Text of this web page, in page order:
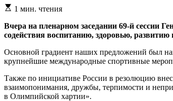
Расчетное
чтения
1 мин. чтения
Вчера на пленарном заседании 69-й сессии
содействия воспитанию, здоровью, развитию
Основной градиент наших предложений был
крупнейшие международные спортивные
Также по инициативе России в резолюцию
взаимопонимания, дружбы, терпимости и
в Олимпийской хартии».